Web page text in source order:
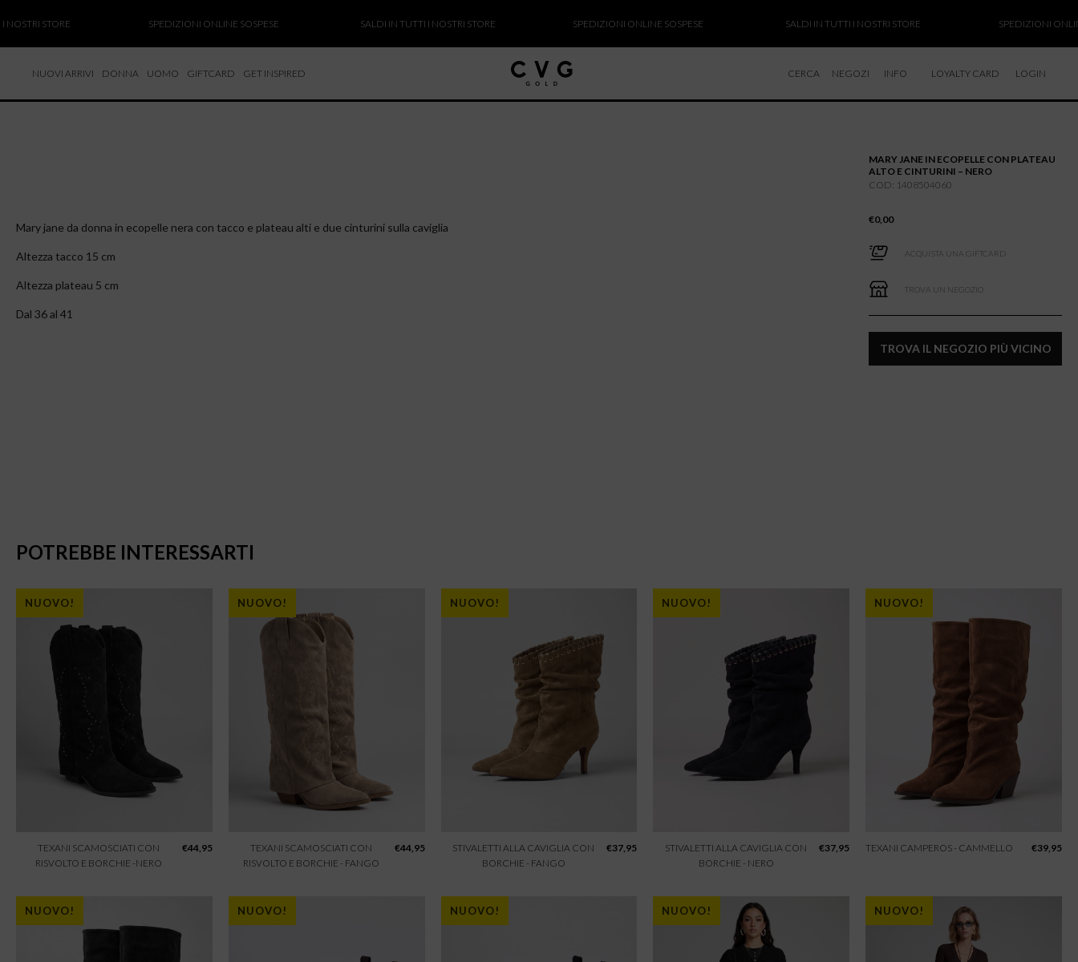
STORE SPEDIZIONI ONLINE SOSPESE SALDI IN TUTTI I NOSTRI STORE SPEDIZIONI ONLINE SOSPESE SALDI IN TUTTI I NOSTRI STORE SPEDIZIONI ONLINE
NUOVI ARRIVI DONNA UOMO GIFTCARD GET INSPIRED CERCA NEGOZI INFO
RESI E RIMBORSI
LOYALTY CARD LOGIN
ARRIVI
Mary jane da donna in ecopelle nera con tacco e plateau alti e due cinturini sulla caviglia
Altezza tacco 15 cm
Altezza plateau 5 cm
Dal 36 al 41
MARY JANE IN ECOPELLE CON PLATEAU
ALTO E CINTURINI – NERO
COD: 1408504060
€0,00
ACQUISTA UNA GIFTCARD
TROVA UN NEGOZIO
TROVA IL NEGOZIO PIÙ VICINO
POTREBBE INTERESSARTI
NUOVO!
TEXANI SCAMOSCIATI CON
RISVOLTO E BORCHIE -NERO
€44,95
NUOVO!
TEXANI SCAMOSCIATI CON
RISVOLTO E BORCHIE - FANGO
€44,95
NUOVO!
STIVALETTI ALLA CAVIGLIA CON
BORCHIE - FANGO
€37,95
NUOVO!
STIVALETTI ALLA CAVIGLIA CON
BORCHIE - NERO
€37,95
NUOVO!
TEXANI CAMPEROS - CAMMELLO €39,95
NUOVO! NUOVO! NUOVO! NUOVO! NUOVO!